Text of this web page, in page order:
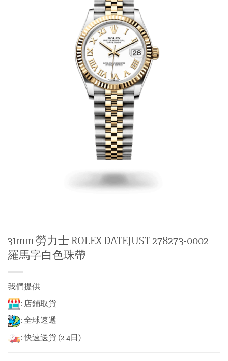
31mm 勞力士 ROLEX DATEJUST 278273-0002
羅馬字白色珠帶
我們提供
: 店鋪取貨
: 全球速遞
: 快速送貨 (2-4日)